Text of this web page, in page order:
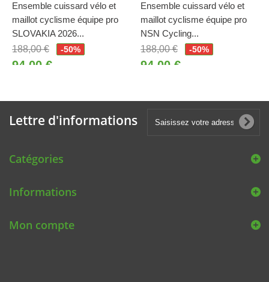
Ensemble cuissard vélo et
maillot cyclisme équipe pro
SLOVAKIA 2026...
188,00 €
-50%
94,00 €
Ensemble cuissard vélo et
maillot cyclisme équipe pro
NSN Cycling...
188,00 €
-50%
94,00 €
Lettre d'informations
Catégories
Informations
Mon compte